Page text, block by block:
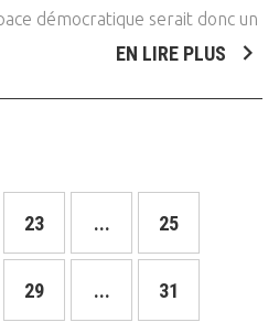
démocratique serait donc un
EN LIRE PLUS
23 ... 25
29 ... 31